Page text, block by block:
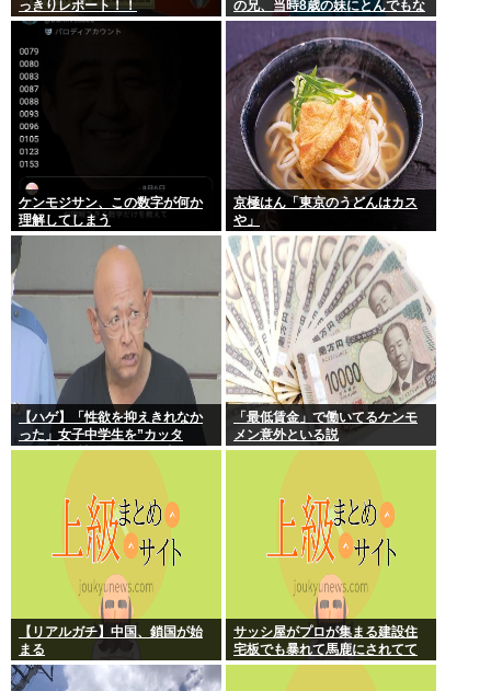
っきりレポート！！
の兄、当時8歳の妹にとんでもな
いことを頼む
ケンモジサン、この数字が何か
理解してしまう
京極はん「東京のうどんはカス
や」
【ハゲ】「性欲を抑えきれなか
った」女子中学生を”カッタ
ー”で脅し性的暴行か 56歳の男
「最低賃金」で働いてるケンモ
メン意外といる説
【リアルガチ】中国、鎖国が始
まる
サッシ屋がプロが集まる建設住
宅板でも暴れて馬鹿にされてて
ワロタw